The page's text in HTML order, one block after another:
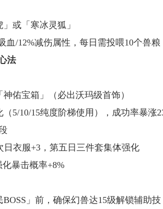
或「寒冰灵狐」
血/12%减伤属性，每日需投喂10个兽粮
法
佑宝箱」（必出沃玛级首饰）
5/10/15纯度阶梯使用），成功率暴涨
日衣服+3，第五日三件套集体强化
化暴击概率+8%
」前，确保幻兽达15级解锁辅助技